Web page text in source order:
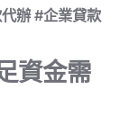
辦 #企業貸款
資金需